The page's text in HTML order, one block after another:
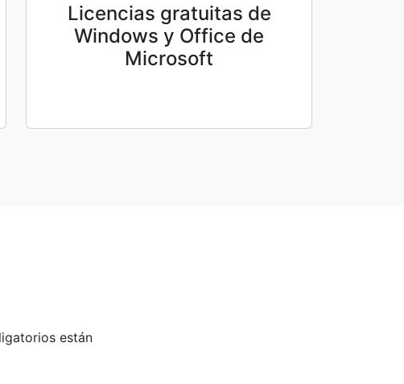
Licencias gratuitas de
Windows y Office de
Microsoft
están